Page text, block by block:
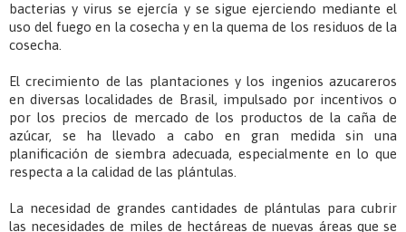
bacterias y virus se ejercía y se sigue ejerciendo mediante el
uso del fuego en la cosecha y en la quema de los residuos de la
cosecha.
El crecimiento de las plantaciones y los ingenios azucareros
en diversas localidades de Brasil, impulsado por incentivos o
por los precios de mercado de los productos de la caña de
azúcar, se ha llevado a cabo en gran medida sin una
planificación de siembra adecuada, especialmente en lo que
respecta a la calidad de las plántulas.
La necesidad de grandes cantidades de plántulas para cubrir
las necesidades de miles de hectáreas de nuevas áreas que se